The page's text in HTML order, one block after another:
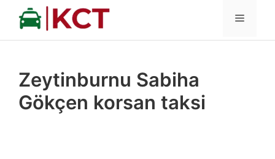
İçeriğe
MENÜ
Zeytinburnu Sabiha
Gökçen korsan taksi